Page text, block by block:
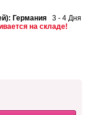
Германия 3 - 4 Дня
на складе!